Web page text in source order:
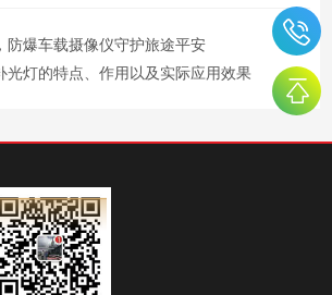
，防爆车载摄像仪守护旅途平安
灯的特点、作用以及实际应用效果